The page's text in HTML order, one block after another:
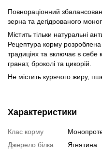
Повнораціонний
зерна та дегідрованого
Містить тільки натуральні
Рецептура корму
традиціях та включає в себе
гранат, броколі та цикорій.
Не містить курячого жиру,
Характеристики
Клас корму
Джерело білка
Ягнятина